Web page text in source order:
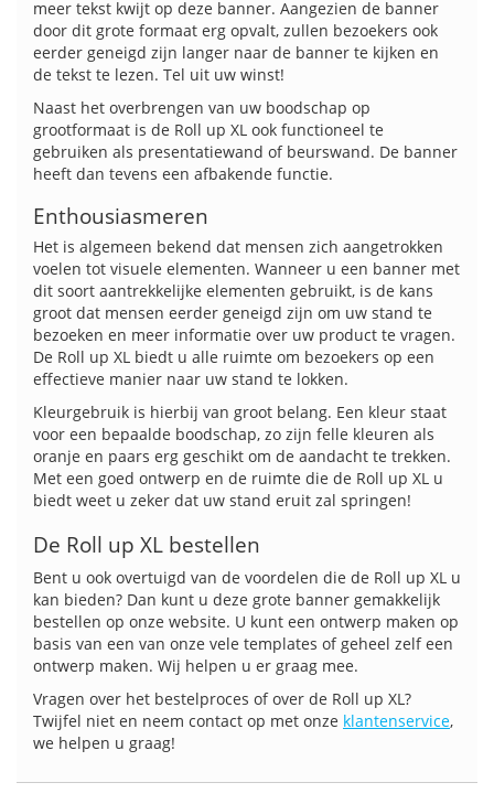
meer tekst kwijt op deze banner. Aangezien de banner
door dit grote formaat erg opvalt, zullen bezoekers ook
eerder geneigd zijn langer naar de banner te kijken en
de tekst te lezen. Tel uit uw winst!
Naast het overbrengen van uw boodschap op
grootformaat is de Roll up XL ook functioneel te
gebruiken als presentatiewand of beurswand. De banner
heeft dan tevens een afbakende functie.
Enthousiasmeren
Het is algemeen bekend dat mensen zich aangetrokken
voelen tot visuele elementen. Wanneer u een banner met
dit soort aantrekkelijke elementen gebruikt, is de kans
groot dat mensen eerder geneigd zijn om uw stand te
bezoeken en meer informatie over uw product te vragen.
De Roll up XL biedt u alle ruimte om bezoekers op een
effectieve manier naar uw stand te lokken.
Kleurgebruik is hierbij van groot belang. Een kleur staat
voor een bepaalde boodschap, zo zijn felle kleuren als
oranje en paars erg geschikt om de aandacht te trekken.
Met een goed ontwerp en de ruimte die de Roll up XL u
biedt weet u zeker dat uw stand eruit zal springen!
De Roll up XL bestellen
Bent u ook overtuigd van de voordelen die de Roll up XL u
kan bieden? Dan kunt u deze grote banner gemakkelijk
bestellen op onze website. U kunt een ontwerp maken op
basis van een van onze vele templates of geheel zelf een
ontwerp maken. Wij helpen u er graag mee.
Vragen over het bestelproces of over de Roll up XL?
Twijfel niet en neem contact op met onze klantenservice,
we helpen u graag!